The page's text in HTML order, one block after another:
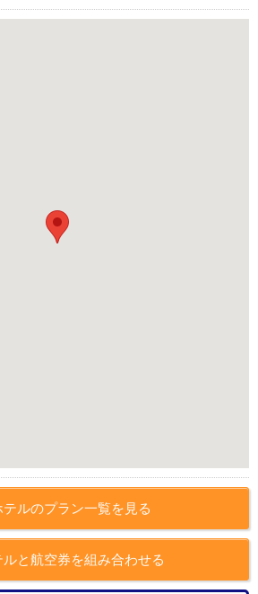
テルのプラン一覧を見る
ルと航空券を組み合わせる